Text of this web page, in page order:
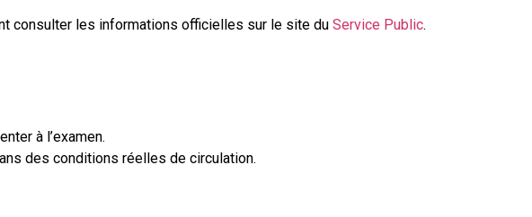
consulter les informations officielles sur le site du Service Public.
à l’examen.
des conditions réelles de circulation.